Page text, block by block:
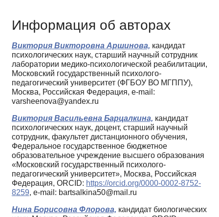
Информация об авторах
Виктория Викторовна Аршинова, кандидат
психологических наук, старший научный сотрудник
лаборатории медико-психологической реабилитации,
Московский государственный психолого-
педагогический университет (ФГБОУ ВО МГППУ),
Москва, Российская Федерация, e-mail:
varsheenova@yandex.ru
Виктория Васильевна Барцалкина, кандидат
психологических наук, доцент, старший научный
сотрудник, факультет дистанционного обучения,
Федеральное государственное бюджетное
образовательное учреждение высшего образования
«Московский государственный психолого-
педагогический университет», Москва, Российская
Федерация, ORCID: https://orcid.org/0000-0002-8752-
8259, e-mail: bartsalkina50@mail.ru
Нина Борисовна Флорова, кандидат биологических